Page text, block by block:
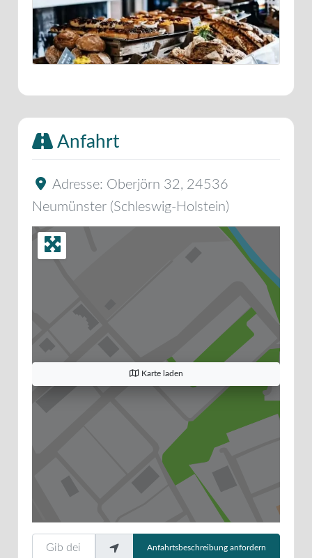
Anfahrt
Adresse: Oberjörn 32, 24536
Neumünster (Schleswig-Holstein)
Karte laden
Gib deinen Standort ein.
Anfahrtsbeschreibung anfordern